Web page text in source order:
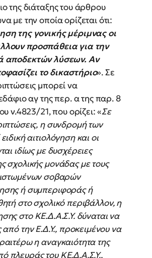
της διάταξης του άρθρου
με την οποία ορίζεται ότι:
της γονικής μέριμνας οι
προσπάθεια για την
αποδεκτώνλύσεων. Αν
το δικαστήριο». Σε
μπορεί να
αγ της περ. α της παρ. 8
ν.4823/21, που ορίζει: «Σε
η συνδρομή των
αιτιολόγηση και οι
ιδίως με δυσχέρειες
σχολικής μονάδας με τους
σοβαρών
ή συμπεριφοράς ή
στο σχολικό περιβάλλον, η
στο ΚΕ.Δ.Α.Σ.Υ. δύναται να
από την Ε.Δ.Υ., προκειμένου να
η αναγκαιότητα της
πλευράς του ΚΕ.Δ.Α.Σ.Υ.,